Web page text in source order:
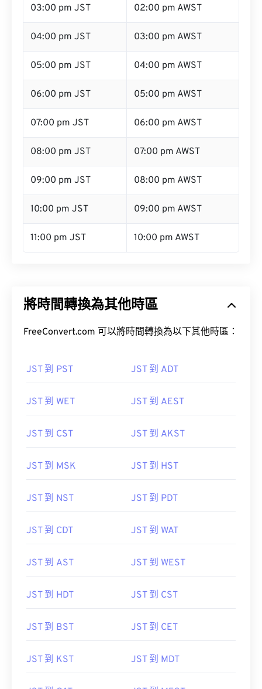
03:00 pm JST 02:00 pm AWST
04:00 pm JST 03:00 pm AWST
05:00 pm JST 04:00 pm AWST
06:00 pm JST 05:00 pm AWST
07:00 pm JST 06:00 pm AWST
08:00 pm JST 07:00 pm AWST
09:00 pm JST 08:00 pm AWST
10:00 pm JST 09:00 pm AWST
11:00 pm JST 10:00 pm AWST
將時間轉換為其他時區
FreeConvert.com 可以將時間轉換為以下其他時區：
JST 到 PST JST 到 ADT
JST 到 WET JST 到 AEST
JST 到 CST JST 到 AKST
JST 到 MSK JST 到 HST
JST 到 NST JST 到 PDT
JST 到 CDT JST 到 WAT
JST 到 AST JST 到 WEST
JST 到 HDT JST 到 CST
JST 到 BST JST 到 CET
JST 到 KST JST 到 MDT